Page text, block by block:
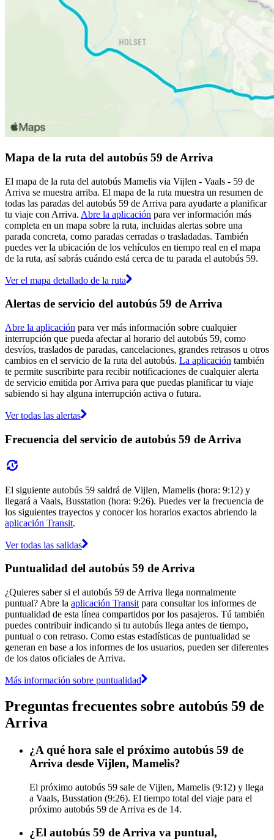
Mapa de la ruta del autobús 59 de Arriva
El mapa de la ruta del autobús Mamelis via Vijlen - Vaals - 59 de
Arriva se muestra arriba. El mapa de la ruta muestra un resumen de
todas las paradas del autobús 59 de Arriva para ayudarte a planificar
tu viaje con Arriva. Abre la aplicación para ver información más
completa en un mapa sobre la ruta, incluidas alertas sobre una
parada concreta, como paradas cerradas o trasladadas. También
puedes ver la ubicación de los vehículos en tiempo real en el mapa
de la ruta, así sabrás cuándo está cerca de tu parada el autobús 59.
Ver el mapa detallado de la ruta
Alertas de servicio del autobús 59 de Arriva
Abre la aplicación para ver más información sobre cualquier
interrupción que pueda afectar al horario del autobús 59, como
desvíos, traslados de paradas, cancelaciones, grandes retrasos u otros
cambios en el servicio de la ruta del autobús. La aplicación también
te permite suscribirte para recibir notificaciones de cualquier alerta
de servicio emitida por Arriva para que puedas planificar tu viaje
sabiendo si hay alguna interrupción activa o futura.
Ver todas las alertas
Frecuencia del servicio de autobús 59 de Arriva
El siguiente autobús 59 saldrá de Vijlen, Mamelis (hora: 9:12) y
llegará a Vaals, Busstation (hora: 9:26). Puedes ver la frecuencia de
los siguientes trayectos y conocer los horarios exactos abriendo la
aplicación Transit.
Ver todas las salidas
Puntualidad del autobús 59 de Arriva
¿Quieres saber si el autobús 59 de Arriva llega normalmente
puntual? Abre la aplicación Transit para consultar los informes de
puntualidad de esta línea compartidos por los pasajeros. Tú también
puedes contribuir indicando si tu autobús llega antes de tiempo,
puntual o con retraso. Como estas estadísticas de puntualidad se
generan en base a los informes de los usuarios, pueden ser diferentes
de los datos oficiales de Arriva.
Más información sobre puntualidad
Preguntas frecuentes sobre autobús 59 de
Arriva
¿A qué hora sale el próximo autobús 59 de
Arriva desde Vijlen, Mamelis?
El próximo autobús 59 sale de Vijlen, Mamelis (9:12) y llega
a Vaals, Busstation (9:26). El tiempo total del viaje para el
próximo autobús 59 de Arriva es de 14.
¿El autobús 59 de Arriva va puntual,